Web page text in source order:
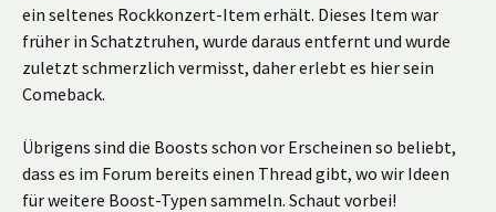
ein seltenes Rockkonzert-Item erhält. Dieses Item war
früher in Schatztruhen, wurde daraus entfernt und wurde
zuletzt schmerzlich vermisst, daher erlebt es hier sein
Comeback.
Übrigens sind die Boosts schon vor Erscheinen so beliebt,
dass es im Forum bereits einen Thread gibt, wo wir Ideen
für weitere Boost-Typen sammeln. Schaut vorbei!